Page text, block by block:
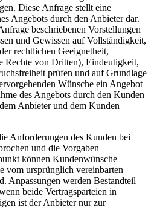
Diese Anfrage stellt eine
Angebots durch den Anbieter dar.
beschriebenen Vorstellungen
und Gewissen auf Vollständigkeit,
rechtlichen Geeignetheit,
Rechte von Dritten), Eindeutigkeit,
prüfen und auf Grundlage
Wünsche ein Angebot
des Angebots durch den Kunden
Anbieter und dem Kunden
Anforderungen des Kunden bei
und die Vorgaben
können Kundenwünsche
vom ursprünglich vereinbarten
Anpassungen werden Bestandteil
beide Vertragsparteien in
ist der Anbieter nur zur